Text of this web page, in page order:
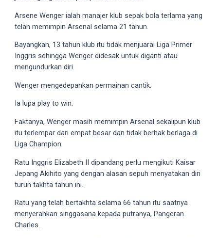
you’ll
also
find
porn
productions
shot
ourselves.
Surf
each
categorized
sections
choose
your
favorite
Arsene Wenger ialah manajer klub sepak bola terlama yang
telah memimpin Arsenal selama 21 tahun.
Bayangkan, 13 tahun klub itu tidak menjuarai Liga Primer
Inggris sehingga Wenger didesak untuk diganti atau
mengundurkan diri.
Wenger mengedepankan permainan cantik.
Ia lupa play to win.
Faktanya, Wenger masih memimpin Arsenal sekalipun klub
itu terlempar dari empat besar dan tidak berhak berlaga di
Liga Champion.
Ratu Inggris Elizabeth II dipandang perlu mengikuti Kaisar
Jepang Akihito yang dengan alasan sepuh menyatakan diri
turun takhta tahun ini.
Ratu yang telah bertakhta selama 66 tahun itu saatnya
menyerahkan singgasana kepada putranya, Pangeran
Charles.